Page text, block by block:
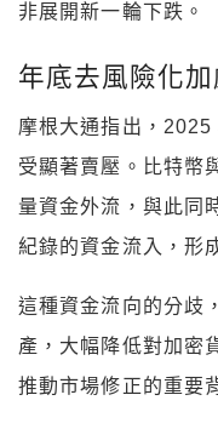
非展開新一輪下跌。
年底去風險化
摩根大通指出，
受顯著賣壓。比特幣
量資金外流，與此同
紀錄的資金流入，形
這種資金流向的分歧
產，大幅降低對加密
推動市場修正的重要